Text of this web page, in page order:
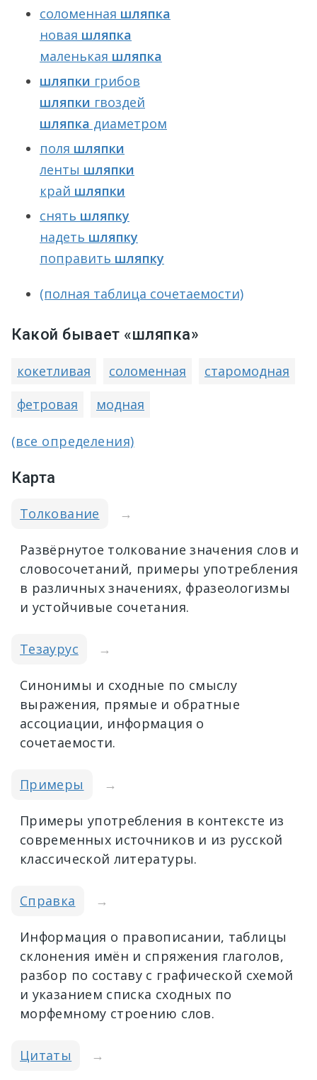
соломенная шляпка
новая шляпка
маленькая шляпка
шляпки грибов
шляпки гвоздей
шляпка диаметром
поля шляпки
ленты шляпки
край шляпки
снять шляпку
надеть шляпку
поправить шляпку
(полная таблица сочетаемости)
Какой бывает «шляпка»
кокетливая соломенная
старомодная
фетровая
модная
(все определения)
Карта
Толкование →
Развёрнутое толкование значения слов и
словосочетаний, примеры употребления
в различных значениях, фразеологизмы
и устойчивые сочетания.
Тезаурус →
Синонимы и сходные по смыслу
выражения, прямые и обратные
ассоциации, информация о
сочетаемости.
Примеры →
Примеры употребления в контексте из
современных источников и из русской
классической литературы.
Справка →
Информация о правописании, таблицы
склонения имён и спряжения глаголов,
разбор по составу с графической схемой
и указанием списка сходных по
морфемному строению слов.
Цитаты →